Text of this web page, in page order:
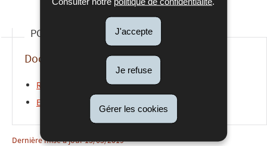
J'accepte
Je refuse
Gérer les cookies
POUR EN SAVOIR PLUS
Documents
Recommendation letter(Pdf - 141 Ko)
EAFIP supports public procurers
(Word - 61 Ko)
Dernière mise à jour13/05/2019